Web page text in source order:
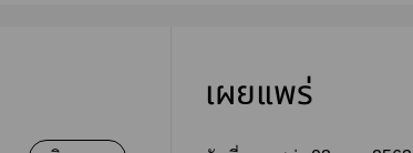
เผยแพร่